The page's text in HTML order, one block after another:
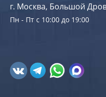
г. Москва, Большой
Пн - Пт с 10:00 до 19:00